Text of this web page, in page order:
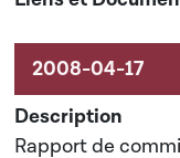
Rapport de